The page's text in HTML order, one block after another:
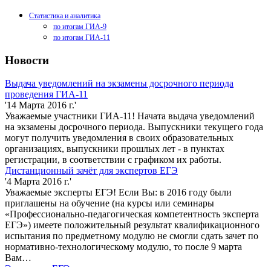
Статистика и аналитика
по итогам ГИА-9
по итогам ГИА-11
Новости
Выдача уведомлений на экзамены досрочного периода
проведения ГИА-11
'14 Марта 2016 г.'
Уважаемые участники ГИА-11! Начата выдача уведомлений
на экзамены досрочного периода. Выпускники текущего года
могут получить уведомления в своих образовательных
организациях, выпускники прошлых лет - в пунктах
регистрации, в соответствии с графиком их работы.
Дистанционный зачёт для экспертов ЕГЭ
'4 Марта 2016 г.'
Уважаемые эксперты ЕГЭ! Если Вы: в 2016 году были
приглашены на обучение (на курсы или семинары
«Профессионально-педагогическая компетентность эксперта
ЕГЭ») имеете положительный результат квалификационного
испытания по предметному модулю не смогли сдать зачет по
нормативно-технологическому модулю, то после 9 марта
Вам…